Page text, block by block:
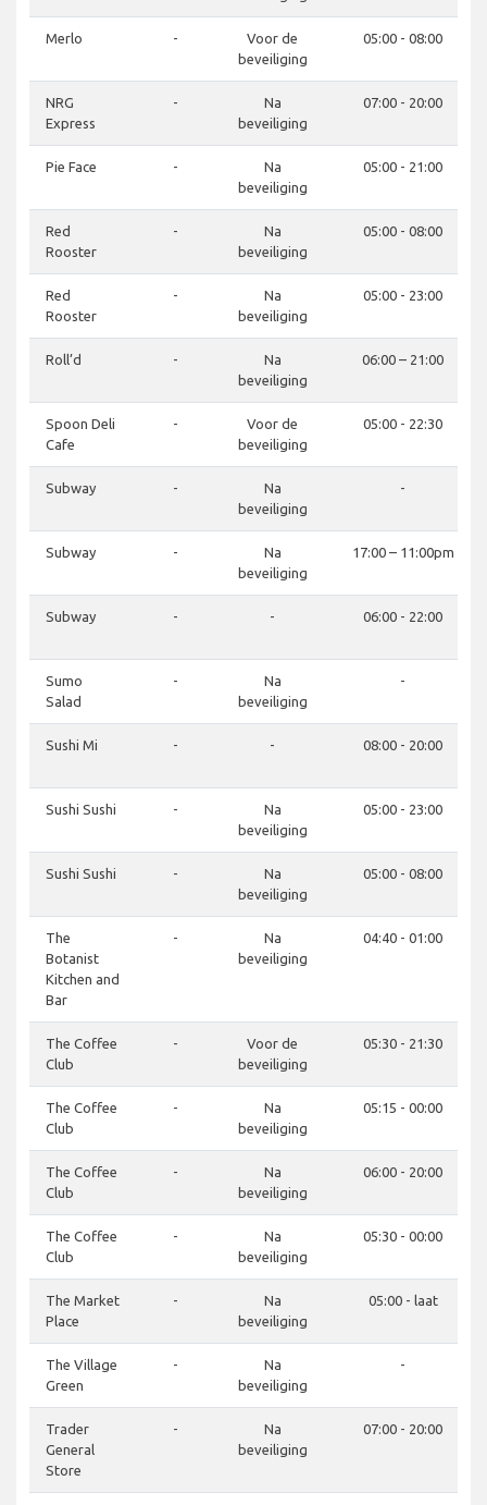
Merlo -
Voor de
beveiliging
05:00 - 08:00
NRG
Express
-
Na
beveiliging
07:00 - 20:00
Pie Face -
Na
beveiliging
05:00 - 21:00
Red
Rooster
-
Na
beveiliging
05:00 - 08:00
Red
Rooster
-
Na
beveiliging
05:00 - 23:00
Roll’d -
Na
beveiliging
06:00 – 21:00
Spoon Deli
Cafe
-
Voor de
beveiliging
05:00 - 22:30
Subway -
Na
beveiliging
-
Subway -
Na
beveiliging
17:00 – 11:00pm
Subway - - 06:00 - 22:00
Sumo
Salad
-
Na
beveiliging
-
Sushi Mi - - 08:00 - 20:00
Sushi Sushi -
Na
beveiliging
05:00 - 23:00
Sushi Sushi -
Na
beveiliging
05:00 - 08:00
The
Botanist
Kitchen and
Bar
-
Na
beveiliging
04:40 - 01:00
The Coffee
Club
-
Voor de
beveiliging
05:30 - 21:30
The Coffee
Club
-
Na
beveiliging
05:15 - 00:00
The Coffee
Club
-
Na
beveiliging
06:00 - 20:00
The Coffee
Club
-
Na
beveiliging
05:30 - 00:00
The Market
Place
-
Na
beveiliging
05:00 - laat
The Village
Green
-
Na
beveiliging
-
Trader
General
Store
-
Na
beveiliging
07:00 - 20:00